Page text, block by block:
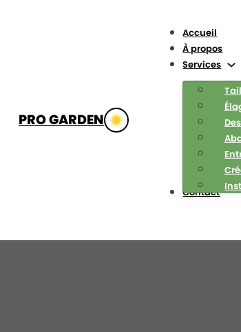
PRO GARDEN
Accueil
À propos
Services
Contact